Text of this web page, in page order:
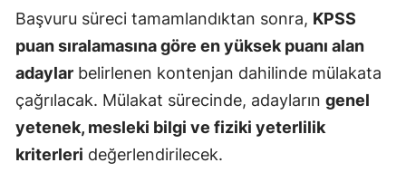
Başvuru süreci tamamlandıktan sonra, KPSS
puan sıralamasına göre en yüksek puanı alan
adaylar belirlenen kontenjan dahilinde mülakata
çağrılacak. Mülakat sürecinde, adayların genel
yetenek, mesleki bilgi ve fiziki yeterlilik
kriterleri değerlendirilecek.